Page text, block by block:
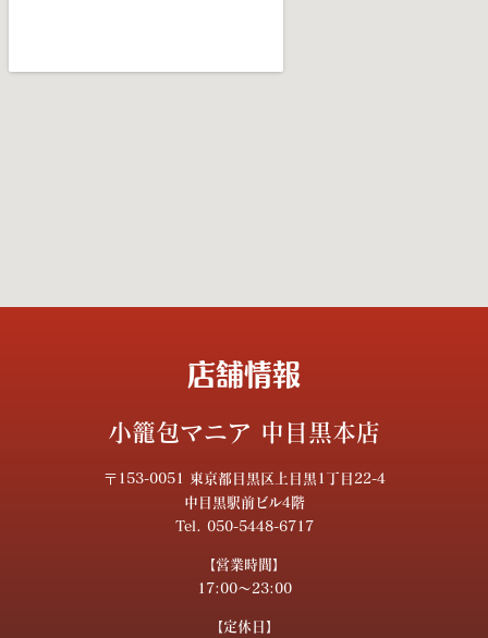
店舗情報
小籠包マニア 中目黒本店
〒153-0051 東京都目黒区上目黒1丁目22-4
中目黒駅前ビル4階
Tel. 050-5448-6717
【営業時間】
17:00～23:00
【定休日】